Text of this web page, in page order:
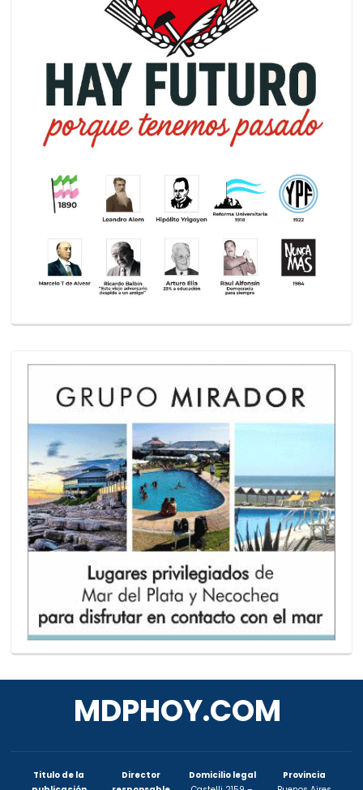
MDPHOY.COM
Titulo de la
Director
Domicilio legal
Provincia